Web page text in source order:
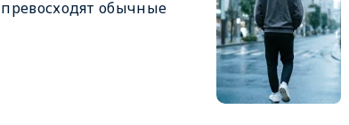
превосходят обычные